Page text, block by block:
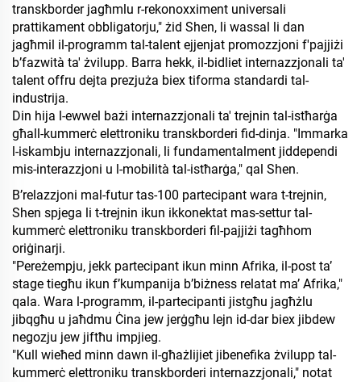
transkborder jagħmlu r-rekonoxximent universali
prattikament obbligatorju," żid Shen, li wassal li dan
jagħmil il-programm tal-talent ejjenjat promozzjoni f'pajjiżi
b’fazwità ta' żvilupp. Barra hekk, il-bidliet internazzjonali ta'
talent offru dejta prezjuża biex tiforma standardi tal-
industrija.
Din hija l-ewwel bażi internazzjonali ta' trejnin tal-istħarġa
għall-kummerċ elettroniku transkborderi fid-dinja. "Immarka
l-iskambju internazzjonali, li fundamentalment jiddependi
mis-interazzjoni u l-mobilità tal-istħarġa," qal Shen.
B’relazzjoni mal-futur tas-100 partecipant wara t-trejnin,
Shen spjega li t-trejnin ikun ikkonektat mas-settur tal-
kummerċ elettroniku transkborderi fil-pajjiżi tagħhom
oriġinarji.
"Pereżempju, jekk partecipant ikun minn Afrika, il-post ta’
stage tiegħu ikun f’kumpanija b’biżness relatat ma’ Afrika,"
qala. Wara l-programm, il-partecipanti jistgħu jagħżlu
jibqgħu u jaħdmu Ċina jew jerġgħu lejn id-dar biex jibdew
negozju jew jiftħu impjieg.
"Kull wieħed minn dawn il-għażlijiet jibenefika żvilupp tal-
kummerċ elettroniku transkborderi internazzjonali," notat